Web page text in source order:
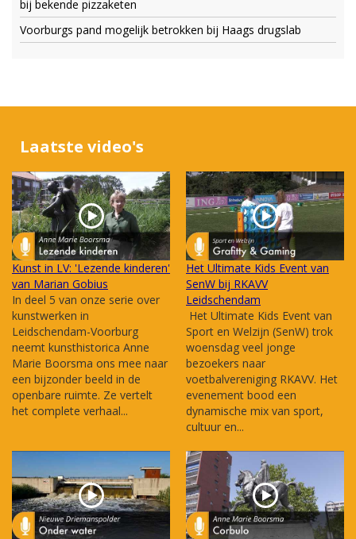
bij bekende pizzaketen
Voorburgs pand mogelijk betrokken bij Haags drugslab
Laatste video's
Kunst in LV: 'Lezende kinderen'
van Marian Gobius
In deel 5 van onze serie over
kunstwerken in
Leidschendam-Voorburg
neemt kunsthistorica Anne
Marie Boorsma ons mee naar
een bijzonder beeld in de
openbare ruimte. Ze vertelt
het complete verhaal...
Het Ultimate Kids Event van
SenW bij RKAVV
Leidschendam
Het Ultimate Kids Event van
Sport en Welzijn (SenW) trok
woensdag veel jonge
bezoekers naar
voetbalvereniging RKAVV. Het
evenement bood een
dynamische mix van sport,
cultuur en...